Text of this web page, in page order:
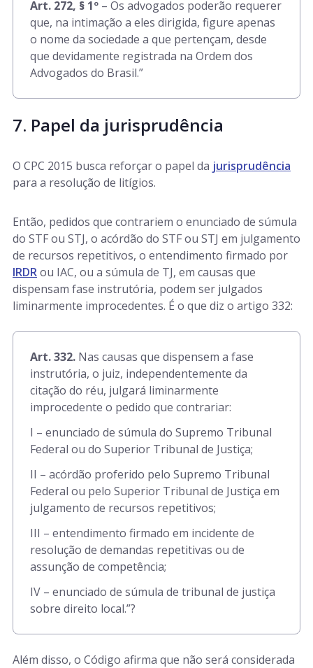
Art. 272, § 1º – Os advogados poderão requerer
que, na intimação a eles dirigida, figure apenas
o nome da sociedade a que pertençam, desde
que devidamente registrada na Ordem dos
Advogados do Brasil.”
7. Papel da jurisprudência
O CPC 2015 busca reforçar o papel da jurisprudência
para a resolução de litígios.
Então, pedidos que contrariem o enunciado de súmula
do STF ou STJ, o acórdão do STF ou STJ em julgamento
de recursos repetitivos, o entendimento firmado por
IRDRou IAC, ou a súmula de TJ, em causas que
dispensam fase instrutória, podem ser julgados
liminarmente improcedentes. É o que diz o artigo 332:
Art. 332. Nas causas que dispensem a fase
instrutória, o juiz, independentemente da
citação do réu, julgará liminarmente
improcedente o pedido que contrariar:
I – enunciado de súmula do Supremo Tribunal
Federal ou do Superior Tribunal de Justiça;
II – acórdão proferido pelo Supremo Tribunal
Federal ou pelo Superior Tribunal de Justiça em
julgamento de recursos repetitivos;
III – entendimento firmado em incidente de
resolução de demandas repetitivas ou de
assunção de competência;
IV – enunciado de súmula de tribunal de justiça
sobre direito local.”?
Além disso, o Código afirma que não será considerada